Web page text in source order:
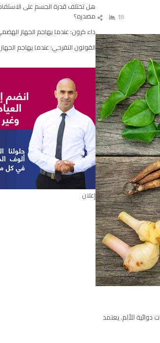
18
شارك
المقال
للألم. يعتمد
هل تختلف قدرة الجسم على
مصدره؟
داء كرون: عندما يهاجم الجهاز
القولون التقرحي: عندما يهاجم
إعلان